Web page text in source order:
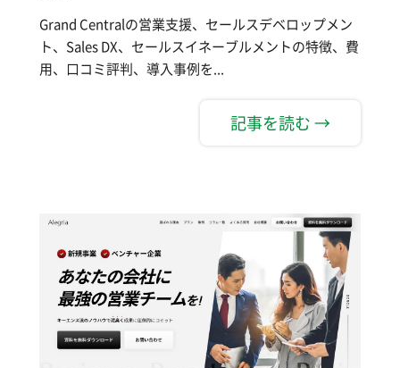
Grand Centralの営業支援、セールスデベロップメン
ト、Sales DX、セールスイネーブルメントの特徴、費
用、口コミ評判、導入事例を...
記事を読む →